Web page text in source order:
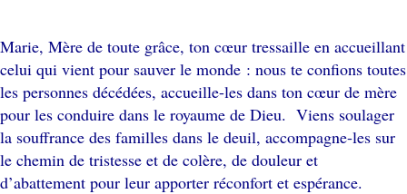
Marie, Mère de toute grâce, ton cœur tressaille en accueillant
celui qui vient pour sauver le monde : nous te confions toutes
les personnes décédées, accueille-les dans ton cœur de mère
pour les conduire dans le royaume de Dieu. Viens soulager
la souffrance des familles dans le deuil, accompagne-les sur
le chemin de tristesse et de colère, de douleur et
d’abattement pour leur apporter réconfort et espérance.